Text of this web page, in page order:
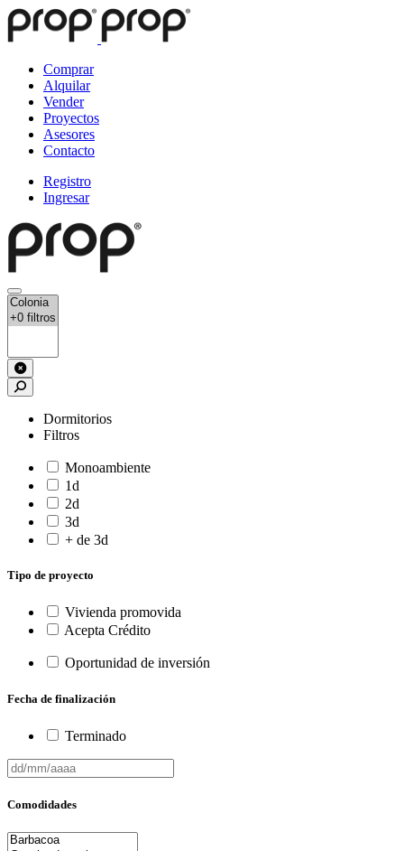
Comprar
Alquilar
Vender
Proyectos
Asesores
Contacto
Registro
Ingresar
Dormitorios
Filtros
Monoambiente
1d
2d
3d
+ de 3d
Tipo de proyecto
Vivienda promovida
Acepta Crédito
Oportunidad de inversión
Fecha de finalización
Terminado
Comodidades